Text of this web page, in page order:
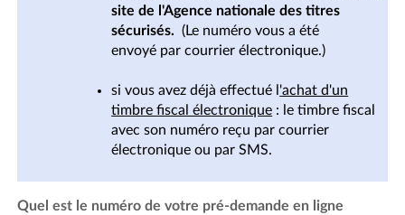
site de l'Agence nationale des titres
sécurisés.(Le numéro vous a été
envoyé par courrier électronique.)
si vous avez déjà effectué l 'achat d'un
timbre fiscal électronique : le timbre fiscal
avec son numéro reçu par courrier
électronique ou par SMS.
Quel est le numéro de votre pré-demande en ligne